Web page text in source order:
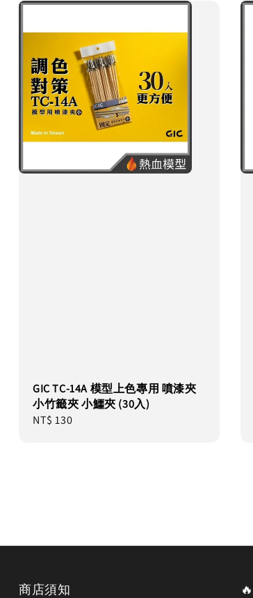
GIC TC-14A 模型上色專用 噴漆夾
小竹籤夾 小鱷夾 (30入)
Regular
NT$ 130
商店須知